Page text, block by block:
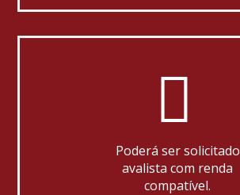
Poderá ser solicitado
avalista com renda
compatível.